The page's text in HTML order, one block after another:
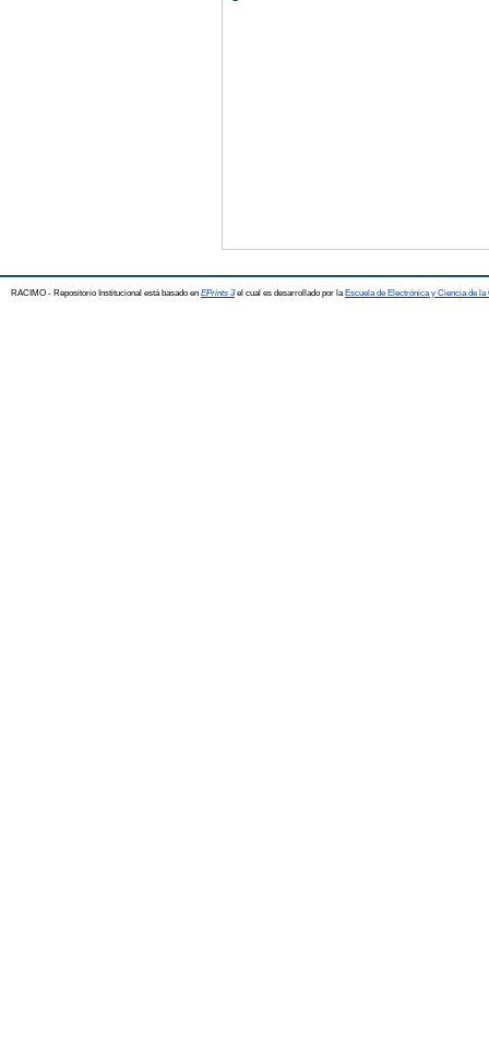
RACIMO - Repositorio Institucional está basado en EPrints 3el cual es desarrollado por la Escuela de Electrónica y Ciencia de la